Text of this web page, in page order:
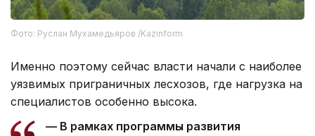
Фото: Руслан Мухамедьяров /Kazinform
Именно поэтому сейчас власти начали с наиболее
уязвимых приграничных лесхозов, где нагрузка на
специалистов особенно высока.
— В рамках программы развития